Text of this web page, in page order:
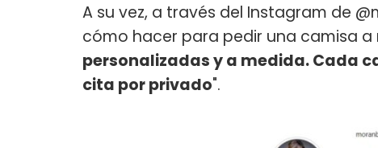
A su vez, a través del Instagram de
cómo hacer para pedir una camisa a
personalizadas y a medida. Cada
cita por privado".